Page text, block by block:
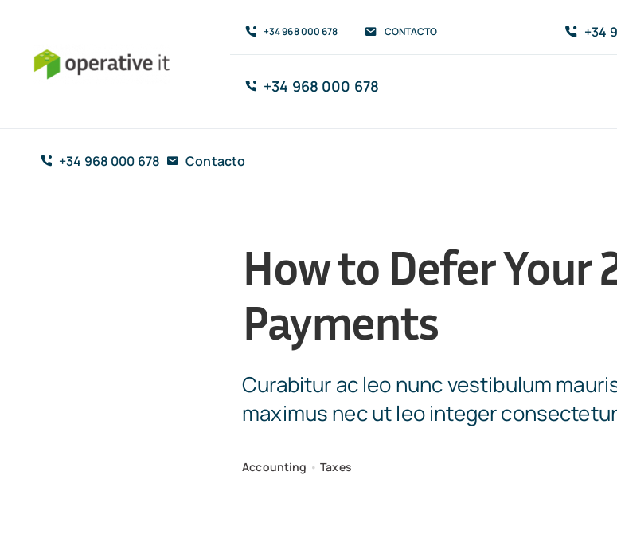
contenido
+34 968 000 678 CONTACTO +34
+34 968 000 678
+34 968 000 678 Contacto
How to Defer Your
Payments
Curabitur ac leo nunc vestibulum
maximus nec ut leo integer
Accounting •Taxes